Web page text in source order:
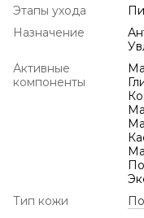
Этапы ухода
Назначение
Активные
компоненты
Тип кожи